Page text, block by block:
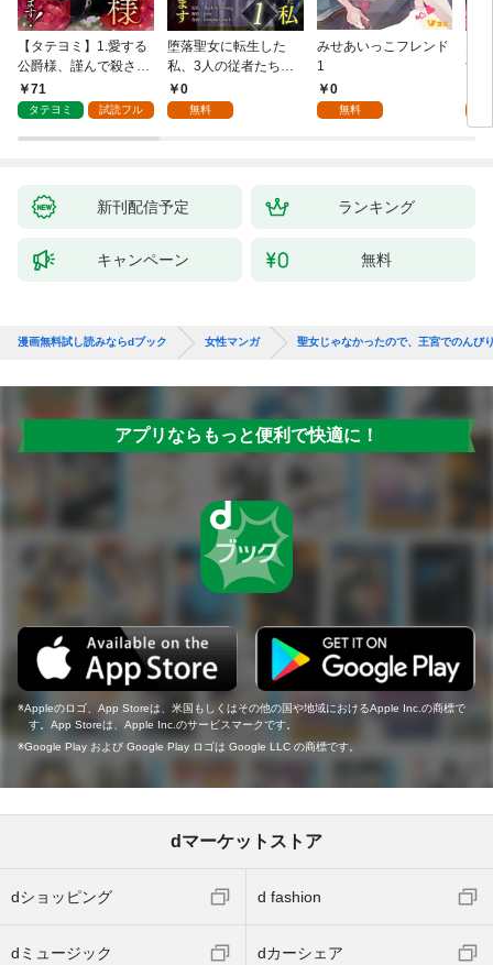
【タテヨミ】1.愛する
公爵様、謹んで殺させ
ていただきます！
71
タテヨミ 試読フル
堕落聖女に転生した
私、3人の従者たちに
抱かれて困ってます 第
1話
0
無料
みせあいっこフレンド
1
0
無料
す
ま
新刊配信予定 ランキング
キャンペーン 無料
漫画無料試し読みならdブック 女性マンガ 聖女じゃなかったので、王宮でのんび
アプリならもっと便利で快適に！
Appleのロゴ、App Storeは、米国もしくはその他の国や地域におけるApple Inc.の商標で
す。App Storeは、Apple Inc.のサービスマークです。
Google Play および Google Play ロゴは Google LLC の商標です。
dマーケットストア
dショッピング d fashion
dミュージック dカーシェア